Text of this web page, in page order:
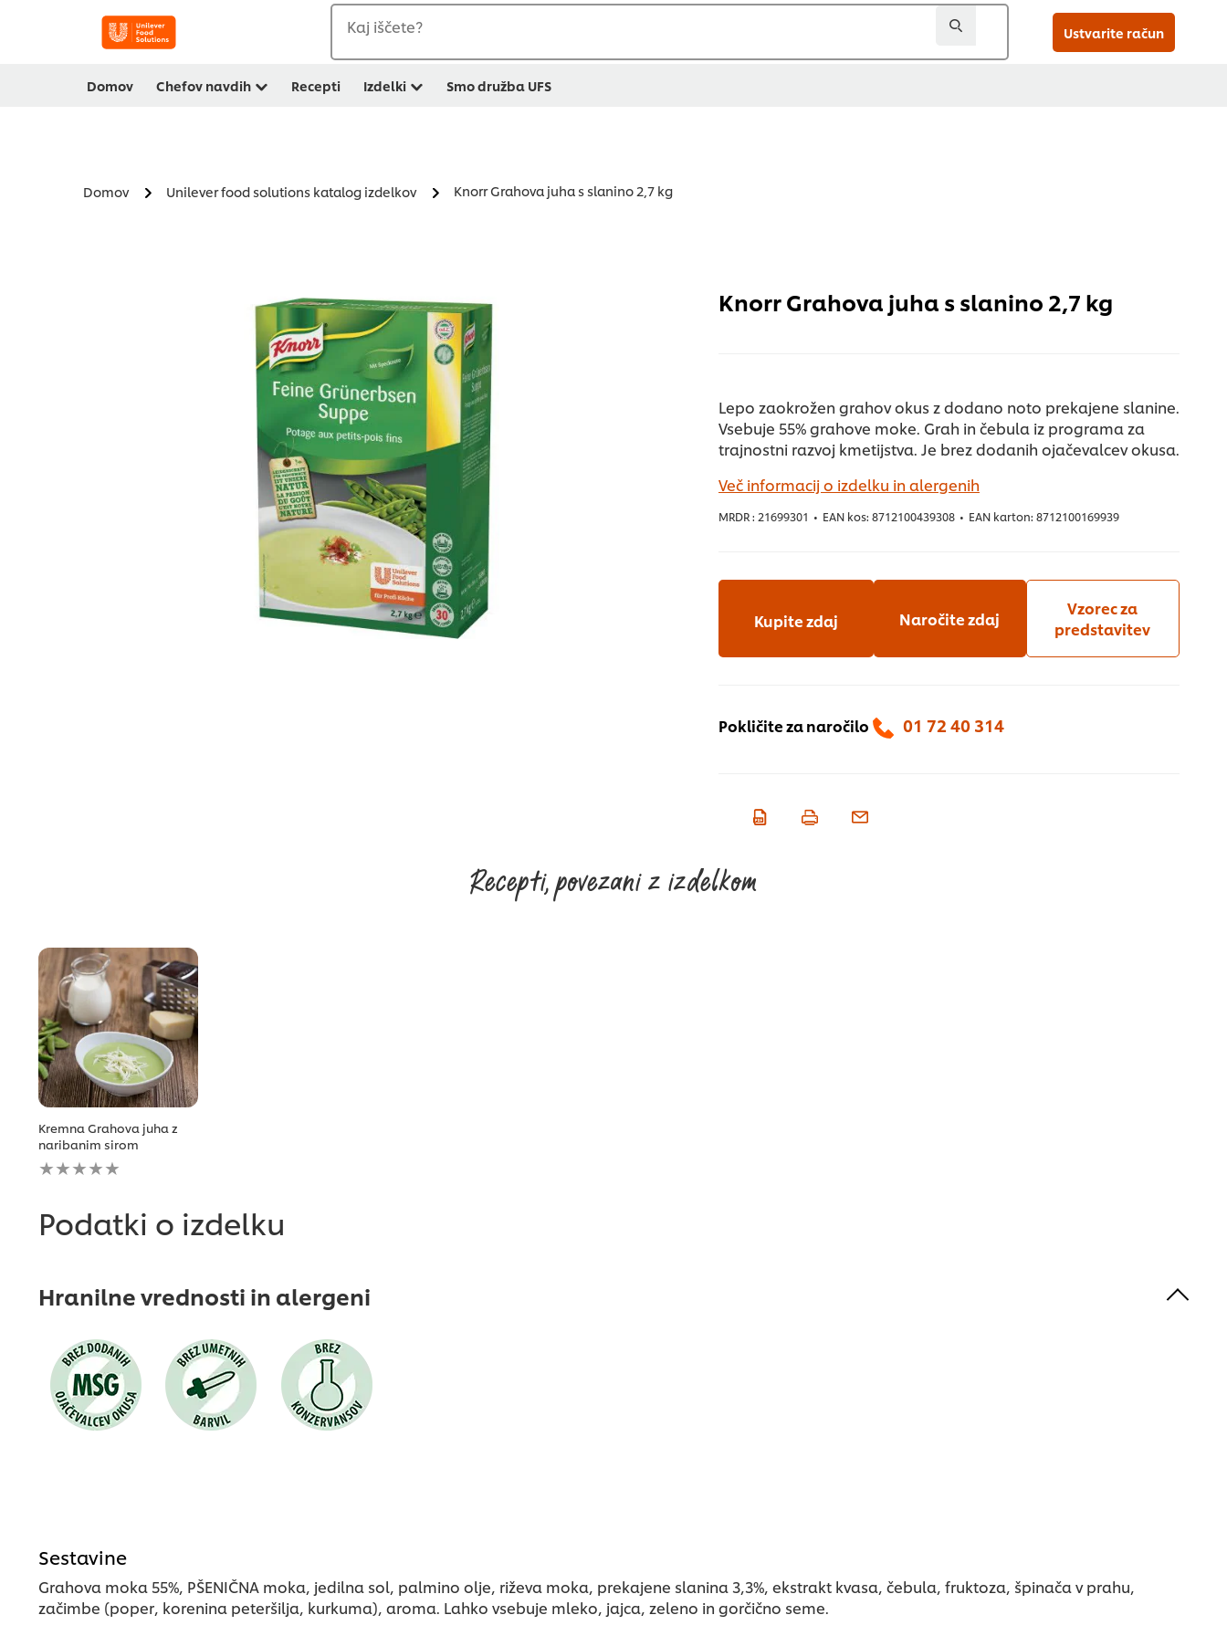
Kaj iščete? Ustvarite račun
Domov Chefov navdih Recepti Izdelki Smo družba UFS
Domov Unilever food solutions katalog izdelkov Knorr Grahova juha s slanino 2,7 kg
Knorr Grahova juha s slanino 2,7 kg
Lepo zaokrožen grahov okus z dodano noto prekajene slanine.
Vsebuje 55% grahove moke. Grah in čebula iz programa za
trajnostni razvoj kmetijstva. Je brez dodanih ojačevalcev okusa.
Več informacij o izdelku in alergenih
MRDR : 21699301 • EAN kos: 8712100439308 • EAN karton: 8712100169939
Kupite zdaj Naročite zdaj
Vzorec za
predstavitev
Pokličite za naročilo 01 72 40 314
Recepti, povezani z izdelkom
Kremna Grahova juha z
naribanim sirom
Za
to
bila
Podatki o izdelku
Hranilne vrednosti in alergeni
Sestavine
Grahova moka 55%, PŠENIČNA moka, jedilna sol, palmino olje, riževa moka, prekajene slanina 3,3%, ekstrakt kvasa, čebula, fruktoza, špinača v prahu,
začimbe (poper, korenina peteršilja, kurkuma), aroma. Lahko vsebuje mleko, jajca, zeleno in gorčično seme.